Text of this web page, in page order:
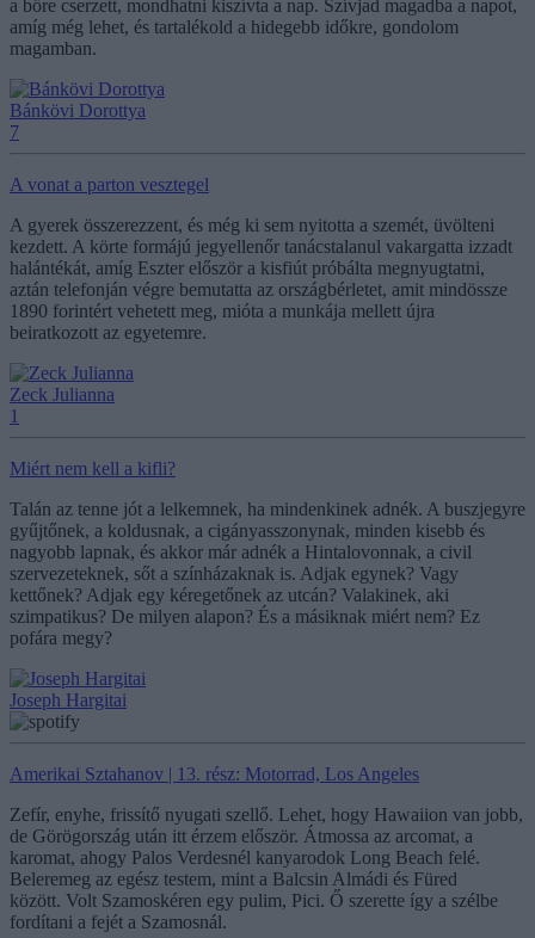
a bőre cserzett, mondhatni kiszívta a nap. Szívjad magadba a napot,
amíg még lehet, és tartalékold a hidegebb időkre, gondolom
magamban.
Bánkövi Dorottya
7
A vonat a parton vesztegel
A gyerek összerezzent, és még ki sem nyitotta a szemét, üvölteni
kezdett. A körte formájú jegyellenőr tanácstalanul vakargatta izzadt
halántékát, amíg Eszter először a kisfiút próbálta megnyugtatni,
aztán telefonján végre bemutatta az országbérletet, amit mindössze
1890 forintért vehetett meg, mióta a munkája mellett újra
beiratkozott az egyetemre.
Zeck Julianna
1
Miért nem kell a kifli?
Talán az tenne jót a lelkemnek, ha mindenkinek adnék. A buszjegyre
gyűjtőnek, a koldusnak, a cigányasszonynak, minden kisebb és
nagyobb lapnak, és akkor már adnék a Hintalovonnak, a civil
szervezeteknek, sőt a színházaknak is. Adjak egynek? Vagy
kettőnek? Adjak egy kéregetőnek az utcán? Valakinek, aki
szimpatikus? De milyen alapon? És a másiknak miért nem? Ez
pofára megy?
Joseph Hargitai
Amerikai Sztahanov | 13. rész: Motorrad, Los Angeles
Zefír, enyhe, frissítő nyugati szellő. Lehet, hogy Hawaiion van jobb,
de Görögország után itt érzem először. Átmossa az arcomat, a
karomat, ahogy Palos Verdesnél kanyarodok Long Beach felé.
Beleremeg az egész testem, mint a Balcsin Almádi és Füred
között. Volt Szamoskéren egy pulim, Pici. Ő szerette így a szélbe
fordítani a fejét a Szamosnál.